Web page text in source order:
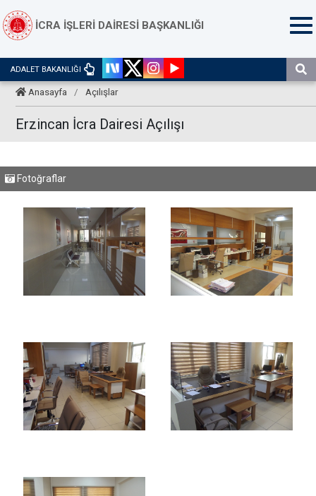
İCRA İŞLERİ DAİRESİ BAŞKANLIĞI
ADALET BAKANLIĞI
Anasayfa / Açılışlar
Erzincan İcra Dairesi Açılışı
Fotoğraflar